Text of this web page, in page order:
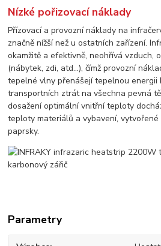
Nízké pořizovací náklady
Přízovací a provozní náklady na
značně nížší než u ostatních zařízení.
okamžitě a efektivně, neohřívá vzduch,
(nábytek, zdi, atd...), čímž provozní
tepelné vlny přenášejí tepelnou energii
transportních ztrát na všechna pevná
dosažení optimální vnitřní teploty
teploty materiálů a vybavení,
paprsky.
Parametry